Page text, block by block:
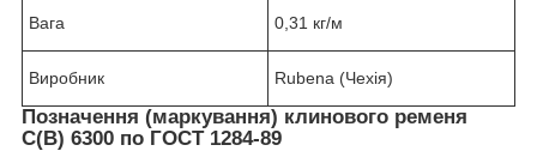
Вага 0,31 кг/м
Виробник Rubena (Чехія)
Позначення (маркування) клинового ременя
C(B) 6300 по ГОСТ 1284-89